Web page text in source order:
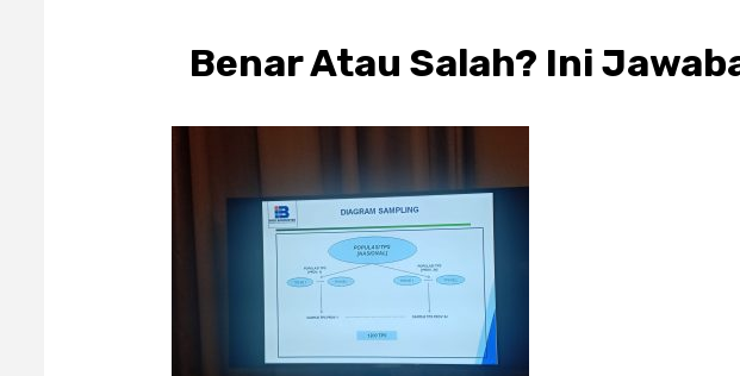
Benar Atau Salah? Ini